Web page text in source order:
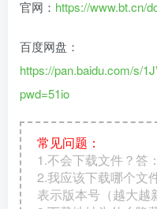
官网： https://www.bt.cn/
百度网盘：
https://pan.baidu.com/s/
pwd=51io
常见问题：
1.不会下载文件？答
2.我应该下载哪个文
表示版本号（越大越